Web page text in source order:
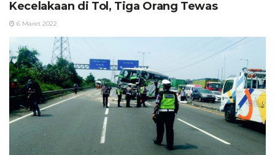
Kecelakaan di Tol, Tiga Orang Tewas
6 Maret 2022